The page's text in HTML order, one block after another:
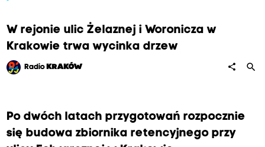
W rejonie ulic Żelaznej i Woronicza w
Krakowie trwa wycinka drzew
Radio KRAKÓW share search
Po dwóch latach przygotowań rozpocznie
się budowa zbiornika retencyjnego przy